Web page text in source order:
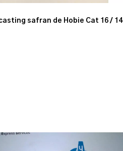
safran de Hobie Cat 16 / 14